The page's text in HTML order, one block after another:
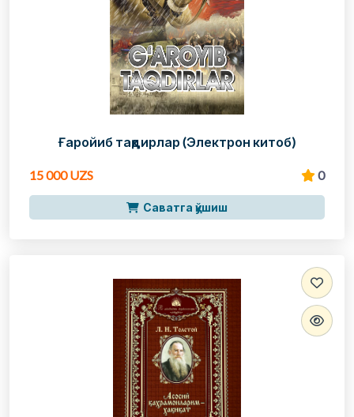
Ғаройиб тақдирлар (Электрон китоб)
15 000 UZS 0
Саватга қўшиш